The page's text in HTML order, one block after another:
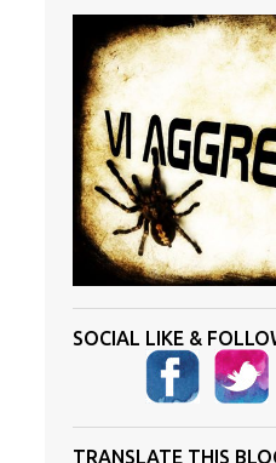
SOCIAL LIKE &
TRANSLATE THIS